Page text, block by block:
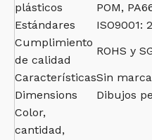
plásticos
POM,
Estándares
ISO9001:
Cumplimiento
de calidad
ROHS y
CaracterísticasSin
Dimensions
Dibujos
Color,
cantidad,